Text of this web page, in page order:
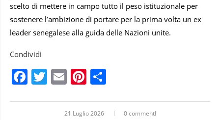
scelto di mettere in campo tutto il peso istituzionale per
sostenere l’ambizione di portare per la prima volta un ex
leader senegalese alla guida delle Nazioni unite.
Condividi
Facebook
Twitter
EmailPinterest
21 Luglio 2026 0 commentI